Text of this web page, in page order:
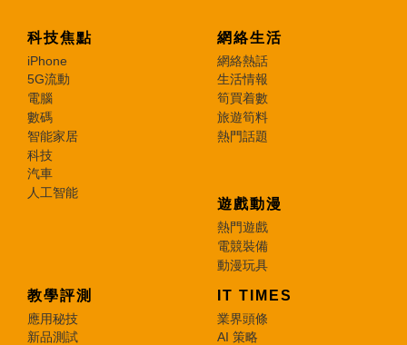
科技焦點
iPhone
5G流動
電腦
數碼
智能家居
科技
汽車
人工智能
網絡生活
網絡熱話
生活情報
筍買着數
旅遊筍料
熱門話題
遊戲動漫
熱門遊戲
電競裝備
動漫玩具
教學評測
應用秘技
新品測試
IT TIMES
業界頭條
AI 策略